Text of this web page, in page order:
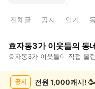
전체글 공지 인기
효자동3가이웃들의 동
효자동3가 이웃들이 직접 올린
공지 전원 1,000캐시!